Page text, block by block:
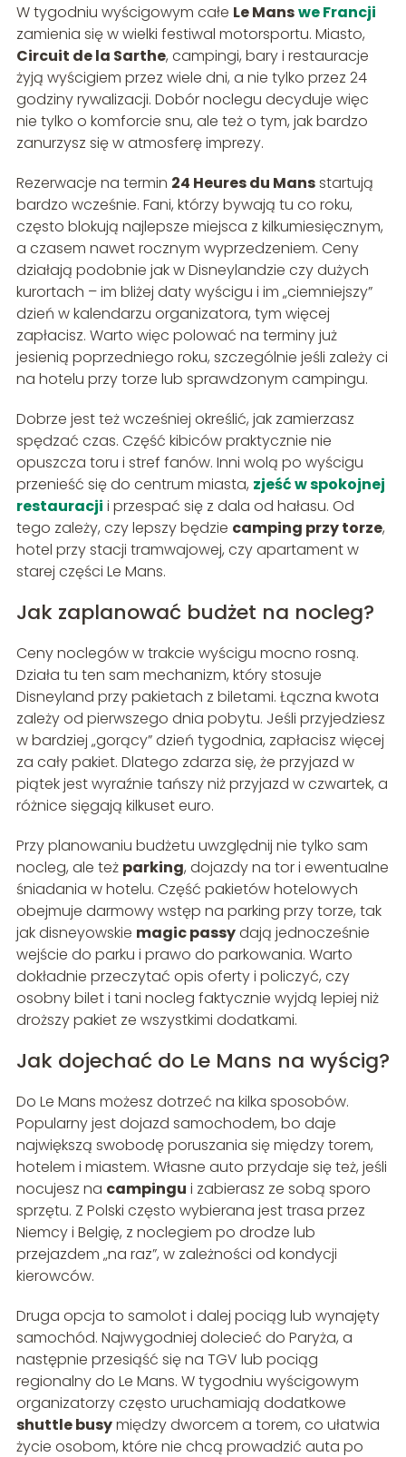
W tygodniu wyścigowym całe Le Manswe Francji
zamienia się w wielki festiwal motorsportu. Miasto,
Circuit de la Sarthe, campingi, bary i restauracje
żyją wyścigiem przez wiele dni, a nie tylko przez 24
godziny rywalizacji. Dobór noclegu decyduje więc
nie tylko o komforcie snu, ale też o tym, jak bardzo
zanurzysz się w atmosferę imprezy.
Rezerwacje na termin 24 Heures du Mansstartują
bardzo wcześnie. Fani, którzy bywają tu co roku,
często blokują najlepsze miejsca z kilkumiesięcznym,
a czasem nawet rocznym wyprzedzeniem. Ceny
działają podobnie jak w Disneylandzie czy dużych
kurortach – im bliżej daty wyścigu i im „ciemniejszy”
dzień w kalendarzu organizatora, tym więcej
zapłacisz. Warto więc polować na terminy już
jesienią poprzedniego roku, szczególnie jeśli zależy ci
na hotelu przy torze lub sprawdzonym campingu.
Dobrze jest też wcześniej określić, jak zamierzasz
spędzać czas. Część kibiców praktycznie nie
opuszcza toru i stref fanów. Inni wolą po wyścigu
przenieść się do centrum miasta, zjeść w spokojnej
restauracji i przespać się z dala od hałasu. Od
tego zależy, czy lepszy będzie camping przy torze,
hotel przy stacji tramwajowej, czy apartament w
starej części Le Mans.
Jak zaplanować budżet na nocleg?
Ceny noclegów w trakcie wyścigu mocno rosną.
Działa tu ten sam mechanizm, który stosuje
Disneyland przy pakietach z biletami. Łączna kwota
zależy od pierwszego dnia pobytu. Jeśli przyjedziesz
w bardziej „gorący” dzień tygodnia, zapłacisz więcej
za cały pakiet. Dlatego zdarza się, że przyjazd w
piątek jest wyraźnie tańszy niż przyjazd w czwartek, a
różnice sięgają kilkuset euro.
Przy planowaniu budżetu uwzględnij nie tylko sam
nocleg, ale też parking, dojazdy na tor i ewentualne
śniadania w hotelu. Część pakietów hotelowych
obejmuje darmowy wstęp na parking przy torze, tak
jak disneyowskie magic passydają jednocześnie
wejście do parku i prawo do parkowania. Warto
dokładnie przeczytać opis oferty i policzyć, czy
osobny bilet i tani nocleg faktycznie wyjdą lepiej niż
droższy pakiet ze wszystkimi dodatkami.
Jak dojechać do Le Mans na wyścig?
Do Le Mans możesz dotrzeć na kilka sposobów.
Popularny jest dojazd samochodem, bo daje
największą swobodę poruszania się między torem,
hotelem i miastem. Własne auto przydaje się też, jeśli
nocujesz na campingu i zabierasz ze sobą sporo
sprzętu. Z Polski często wybierana jest trasa przez
Niemcy i Belgię, z noclegiem po drodze lub
przejazdem „na raz”, w zależności od kondycji
kierowców.
Druga opcja to samolot i dalej pociąg lub wynajęty
samochód. Najwygodniej dolecieć do Paryża, a
następnie przesiąść się na TGV lub pociąg
regionalny do Le Mans. W tygodniu wyścigowym
organizatorzy często uruchamiają dodatkowe
shuttle busymiędzy dworcem a torem, co ułatwia
życie osobom, które nie chcą prowadzić auta po